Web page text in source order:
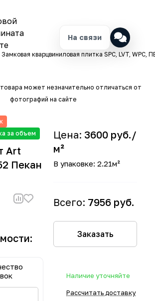
Замковая кварцвиниловая плитка SPC, LVT, WPC,
может незначительно отличаться от
фотографий на сайте
за объем
Art
Пекан
Цена: 3600 руб./
м²
В упаковке: 2.21м²
Всего: 7956 руб.
Заказать
Наличие уточняйте
Рассчитать доставку
На связи